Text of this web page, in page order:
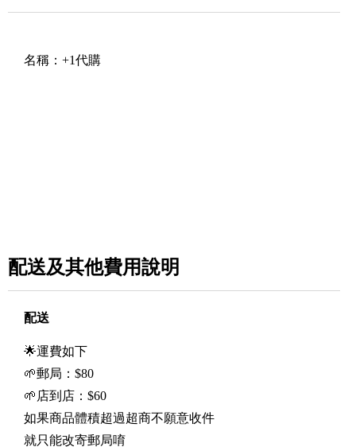
名稱： +1代購
配送及其他費用說明
配送
🌟運費如下
🌱郵局：$80
🌱店到店：$60
如果商品體積超過超商不願意收件
就只能改寄郵局唷